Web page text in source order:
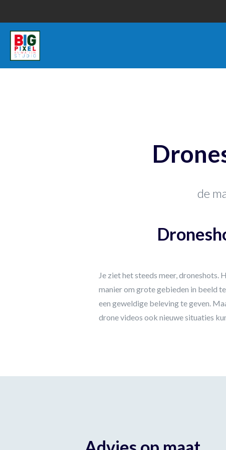
de
Je ziet het steeds meer, droneshots.
manier om grote gebieden in beeld
een geweldige beleving te geven.
drone videos ook nieuwe situaties